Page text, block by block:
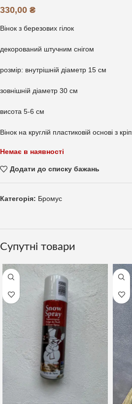
330,00 ₴
Вінок з березових гілок
декорований штучним снігом
розмір: внутрішній діаметр 15 см
зовнішній діаметр 30 см
висота 5-6 см
Вінок на круглій пластиковій основі з
Немає в наявності
Додати до списку бажань
Категорія: Бромус
Супутні товари